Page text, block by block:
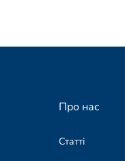
Про нас
Статті